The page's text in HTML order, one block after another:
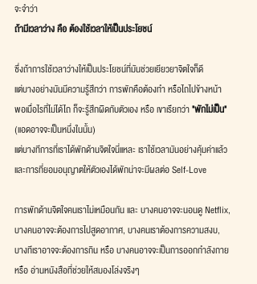
จะจำว่า
ถ้ามีเวลาว่าง คือ ต้องใช้เวลาให้เป็นประโยชน์
ซึ่งถ้าการใช้เวลาว่างให้เป็นประโยชน์ที่มันช่วยเยียวยาจิตใจก็ดี
แต่บางอย่างมันมีความรู้สึกว่า การพักคือต้องทำ หรือไถไปข้างหน้า
พอเมื่อไรที่ไม่ได้ไถ ก็จะรู้สึกผิดกับตัวเอง หรือ เขาเรียกว่า "พักไม่เป็น"
(แอดอาจจะเป็นหนึ่งในนั้น)
แต่บางทีการที่เราได้พักด้านจิตใจนี่แหละ เราใช้เวลามันอย่างคุ้มค่าแล้ว
และการที่ยอมอนุญาตให้ตัวเองได้พักน่าจะมีผลต่อ Self-Love
การพักด้านจิตใจคนเราไม่เหมือนกัน และ บางคนอาจจะนอนดู Netflix,
บางคนอาจจะต้องการไปสูดอากาศ, บางคนเราต้องการความสงบ,
บางทีเราอาจจะต้องการกิน หรือ บางคนอาจจะเป็นการออกกำลังกาย
หรือ อ่านหนังสือที่ช่วยให้สมองโล่งจริงๆ